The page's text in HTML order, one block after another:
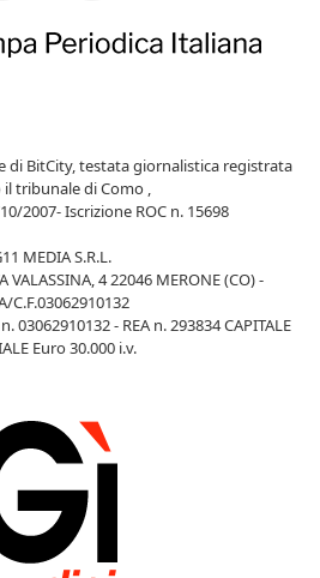
di BitCity, testata giornalistica registrata
il tribunale di Como ,
2007- Iscrizione ROC n. 15698
MEDIA S.R.L.
VALASSINA, 4 22046 MERONE (CO) -
C.F.03062910132
- REA n. 293834 CAPITALE
Euro 30.000 i.v.